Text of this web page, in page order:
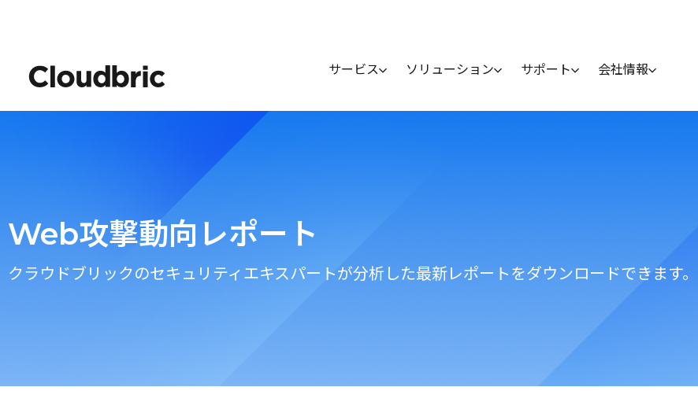
サービス ソリューション サポート 会社情報
Web攻撃動向レポート
クラウドブリックのセキュリティエキスパートが分析した最新レポートをダウンロードできます。